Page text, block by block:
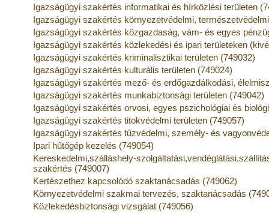
Igazságügyi szakértés informatikai és hírközlési területen
Igazságügyi szakértés környezetvédelmi,
Igazságügyi szakértés közgazdaság, vám- és egyes
Igazságügyi szakértés közlekedési és ipari területeken
Igazságügyi szakértés kriminalisztikai területen (749032)
Igazságügyi szakértés kulturális területen (749024)
Igazságügyi szakértés mező- és erdőgazdálkodási,
Igazságügyi szakértés munkabiztonsági területen (749042)
Igazságügyi szakértés orvosi, egyes pszichológiai és
Igazságügyi szakértés titokvédelmi területen (749057)
Igazságügyi szakértés tűzvédelmi, személy- és
Ipari hűtőgép kezelés (749054)
Kereskedelmi,szálláshely-
szakértés (749007)
Kertészethez kapcsolódó szaktanácsadás (749062)
Környezetvédelmi szakmai tervezés, szaktanácsadás
Közlekedésbiztonsági vizsgálat (749056)